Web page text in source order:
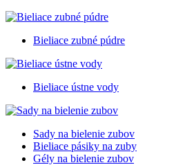
Bieliace zubné púdre
Bieliace ústne vody
Sady na bielenie zubov
Bieliace pásiky na zuby
Gély na bielenie zubov